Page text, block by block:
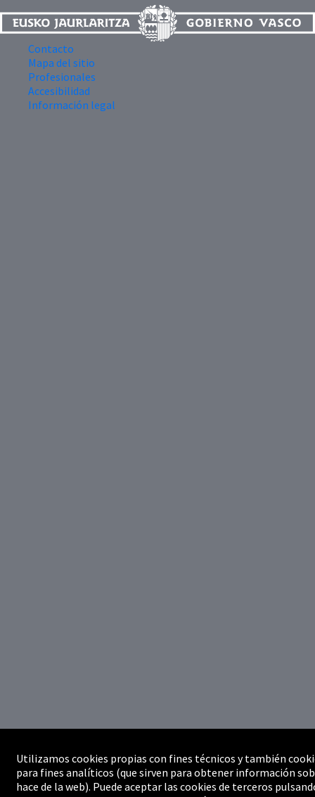
Contacto
Mapa del sitio
Profesionales
Accesibilidad
Información legal
Utilizamos cookies propias con fines técnicos y también
para fines analíticos (que sirven para obtener información
hace de la web). Puede aceptar las cookies de terceros